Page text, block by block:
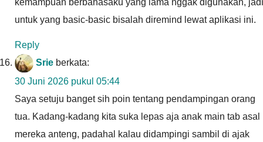
untuk yang basic-basic bisalah diremind lewat aplikasi ini.
Reply
Srie berkata:
30 Juni 2026 pukul 05:44
Saya setuju banget sih poin tentang pendampingan orang
tua. Kadang-kadang kita suka lepas aja anak main tab asal
mereka anteng, padahal kalau didampingi sambil di ajak